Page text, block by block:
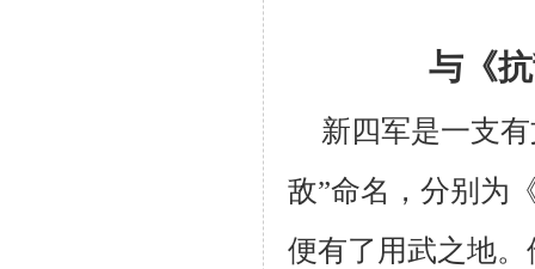
与《
新四军是一支
敌”命名，分别为
便有了用武之地